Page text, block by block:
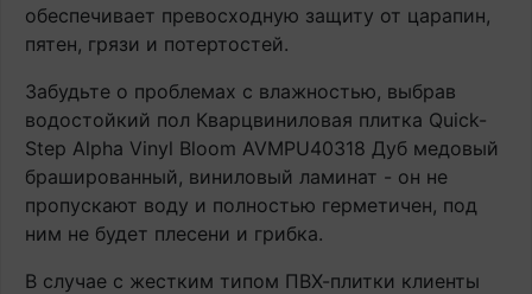
обеспечивает превосходную защиту от царапин,
пятен, грязи и потертостей.
Забудьте о проблемах с влажностью, выбрав
водостойкий пол Кварцвиниловая плитка Quick-
Step Alpha Vinyl Bloom AVMPU40318 Дуб медовый
брашированный, виниловый ламинат - он не
пропускают воду и полностью герметичен, под
ним не будет плесени и грибка.
В случае с жестким типом ПВХ-плитки клиенты